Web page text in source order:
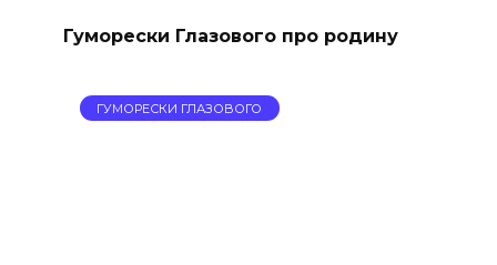
Гуморески Глазового про родину
ГУМОРЕСКИ ГЛАЗОВОГО